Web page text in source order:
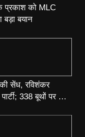
प्रकाश को MLC
बड़ा बयान
सेंध, रविशंकर
338 बूथों पर जन